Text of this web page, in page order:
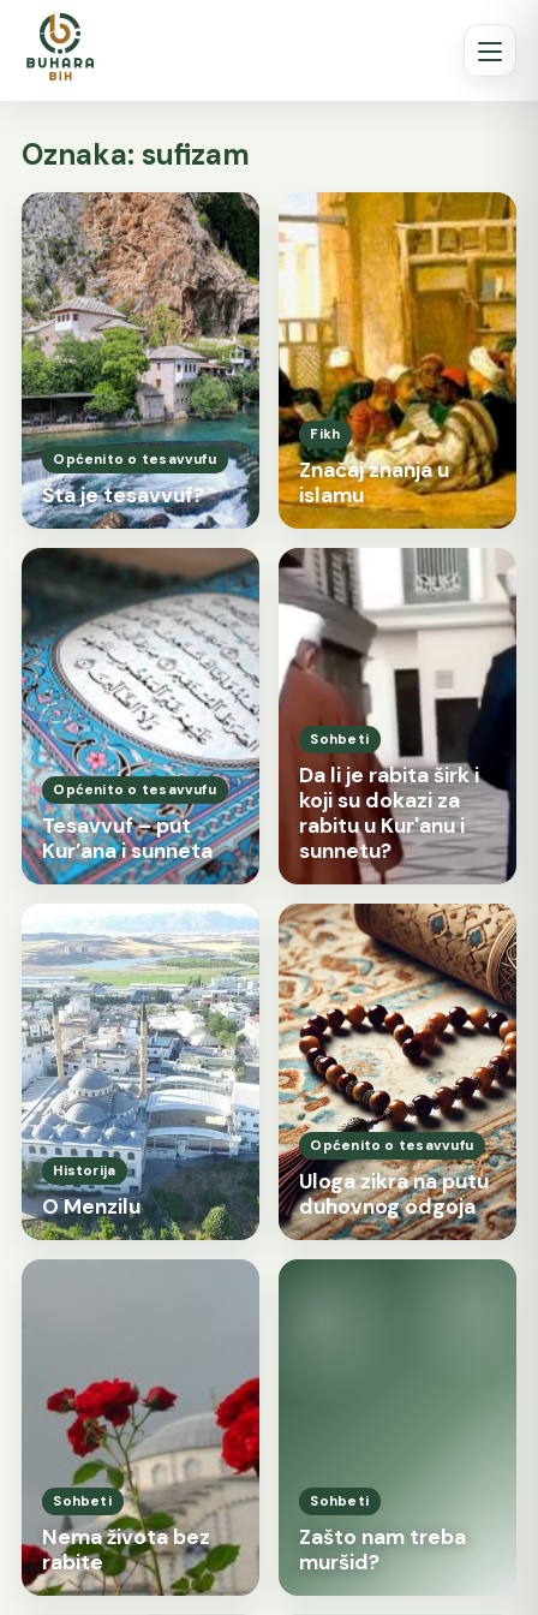
Oznaka: sufizam
Općenito o tesavvufu
Šta je tesavvuf?
Fikh
Značaj znanja u
islamu
Općenito o tesavvufu
Tesavvuf – put
Kur’ana i sunneta
Sohbeti
Da li je rabita širk i
koji su dokazi za
rabitu u Kur'anu i
sunnetu?
Historija
O Menzilu
Općenito o tesavvufu
Uloga zikra na putu
duhovnog odgoja
Sohbeti
Nema života bez
rabite
Sohbeti
Zašto nam treba
muršid?